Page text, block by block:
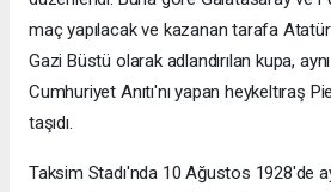
maç yapılacak ve kazanan tarafa
Gazi Büstü olarak adlandırılan kupa,
Cumhuriyet Anıtı'nı yapan heykeltıraş
taşıdı.
Taksim Stadı'nda 10 Ağustos 1928'de